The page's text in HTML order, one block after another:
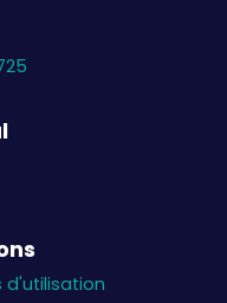
d'utilisation